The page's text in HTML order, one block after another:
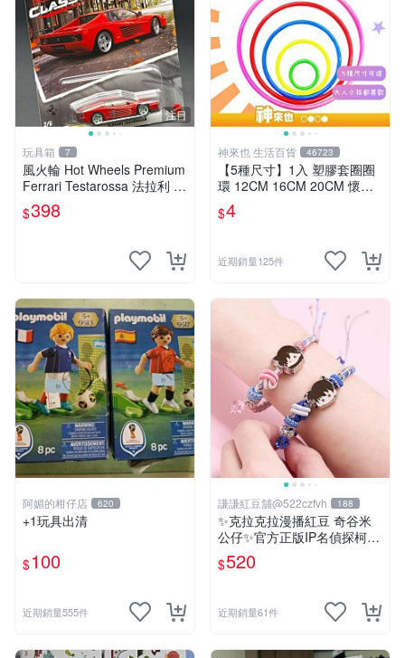
注目
玩具箱 7
風火輪 Hot Wheels Premium
Ferrari Testarossa 法拉利 M
odern Classics 2號
$398
神來也 生活百貨 46723
【5種尺寸】1入 塑膠套圈圈
環 12CM 16CM 20CM 懷舊
童玩 兒童玩具 夜市套圈圈 塑
膠套環 遊戲道具 套環
$4
近期銷量125件
阿媚的柑仔店 620
+1玩具出清
$100
近期銷量555件
謙謙紅豆舖@522czfvh 188
✨克拉克拉漫播紅豆 奇谷米
公仔✨官方正版IP名偵探柯南
手繩共六款
$520
近期銷量61件